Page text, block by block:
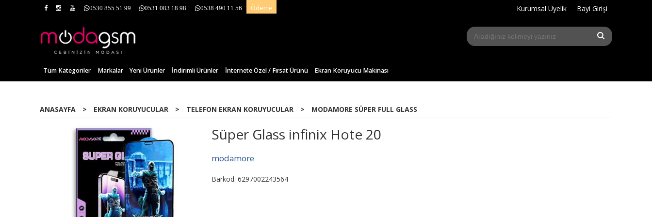
0530 855 51 99 0531 083 18 98 0538 490 11 56 Ödeme Kurumsal Üyelik Bayi Girişi
Tüm Kategoriler Markalar Yeni Ürünler İndirimli Ürünler İnternete Özel / Fırsat Ürünü Ekran Koruyucu Makinası
ANASAYFA > EKRAN KORUYUCULAR > TELEFON EKRAN KORUYUCULAR > MODAMORE SÜPER FULL GLASS
Süper Glass infinix Hote 20
modamore
Barkod: 6297002243564